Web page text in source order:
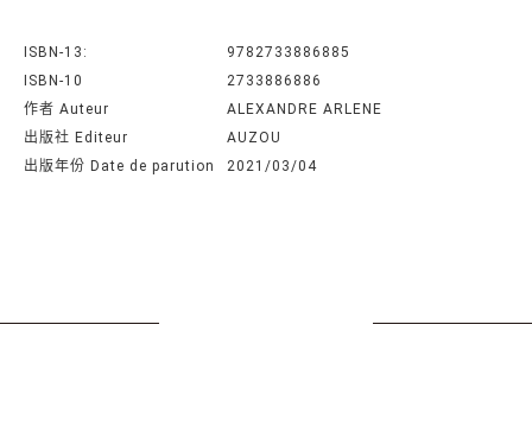
ISBN-13:
9782733886885
ISBN-10
2733886886
作者 Auteur
ALEXANDRE ARLENE
出版社 Editeur
AUZOU
出版年份 Date de parution
2021/03/04